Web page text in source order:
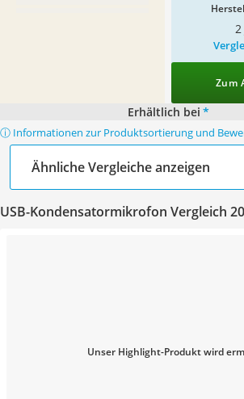
2
Zum
Erhältlich bei *
ⓘ Informationen zur Produktsortierung und
Ähnliche Vergleiche anzeigen
USB-Kondensatormikrofon Vergleich
Unser Highlight-Produkt wird